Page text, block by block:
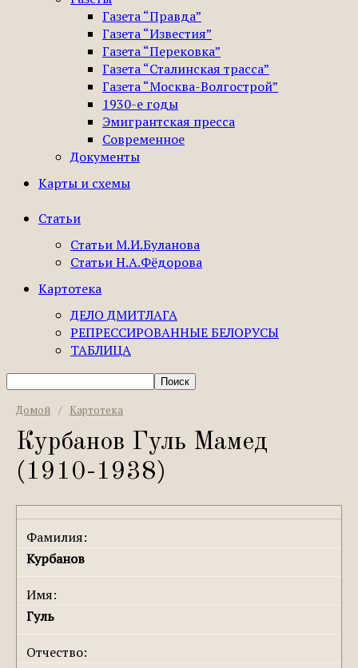
Газета “Правда”
Газета “Известия”
Газета “Перековка”
Газета “Сталинская трасса”
Газета “Москва-Волгострой”
1930-е годы
Эмигрантская пресса
Современное
Документы
Карты и схемы
Статьи
Статьи М.И.Буланова
Статьи Н.А.Фёдорова
Картотека
ДЕЛО ДМИТЛАГА
РЕПРЕССИРОВАННЫЕ БЕЛОРУСЫ
ТАБЛИЦА
Домой / Картотека
Курбанов Гуль Мамед
(1910-1938)
Фамилия:
Курбанов
Имя:
Гуль
Отчество: